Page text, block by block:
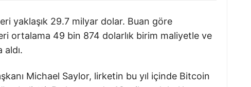
yaklaşık 29.7 milyar dolar. Buan göre
ortalama 49 bin 874 dolarlık birim maliyetle ve
Michael Saylor, lirketin bu yıl içinde Bitcoin